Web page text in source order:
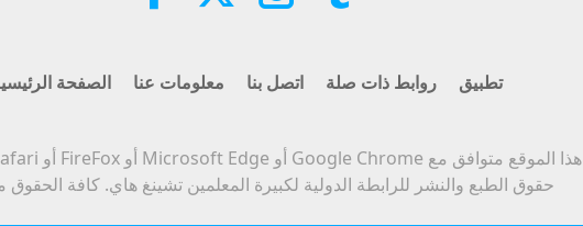
الصفحة معلومات عنا اتصل بنا روابط ذات صلة تطبيق
هذا الموقع متوافق مع Google Chrome أو Microsoft Edge أو FireFox أو Safari أو Opera.
حقوق الطبع والنشر للرابطة الدولية لكبيرة المعلمين تشينغ هاي. كافة